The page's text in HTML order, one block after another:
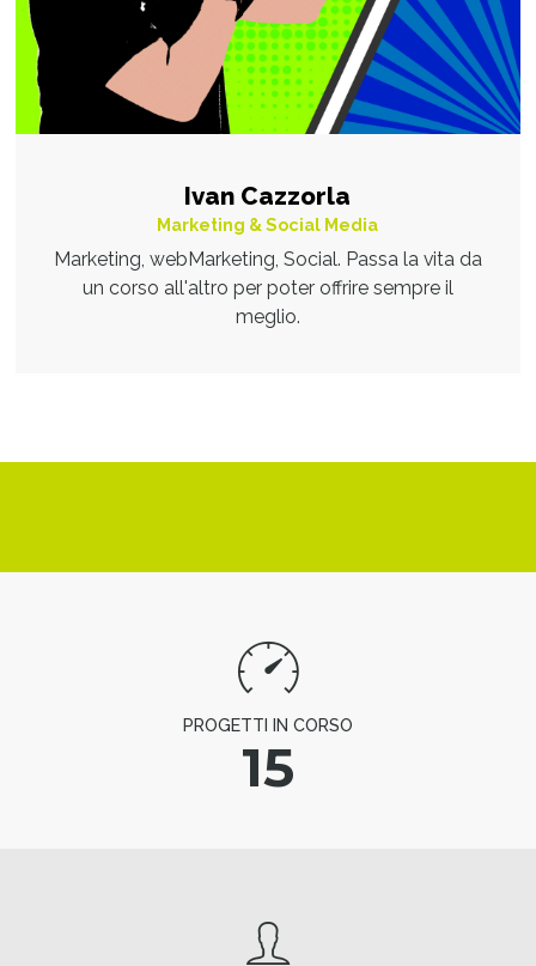
Ivan Cazzorla
Marketing & Social Media
Marketing, webMarketing, Social. Passa la vita da
un corso all'altro per poter offrire sempre il
meglio.
PROGETTI IN CORSO
15